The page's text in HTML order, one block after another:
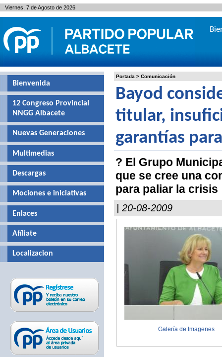
Portada > Comunicación
Bayod
titular,
garantías
? El Grupo
que se cree una
para paliar la crisis
| 20-08-2009
Galería de Imagenes
Bienvenida
12 Congreso Provincial
NNGG Albacete
Nuevas Generaciones
Multimedias
Descargas
Mociones e iniciativas
Enlaces
Afíliate
Localizacion
Viernes, 7 de Agosto de 2026